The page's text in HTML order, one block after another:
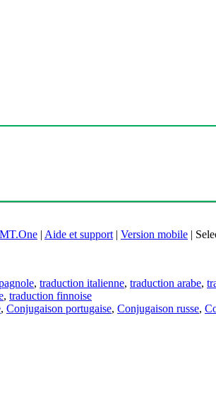
| Aide et support | Version mobile |
, traduction italienne, traduction arabe,
, traduction finnoise
, Conjugaison portugaise, Conjugaison russe,